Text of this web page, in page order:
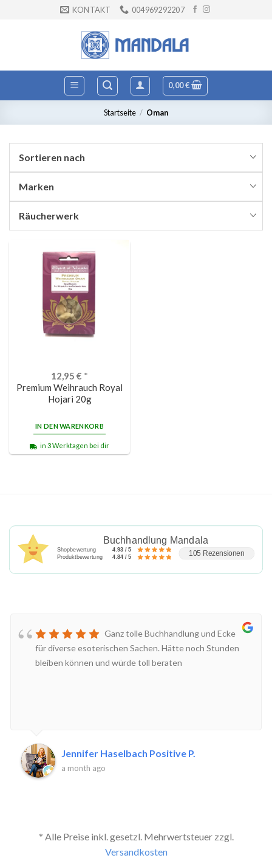
KONTAKT 004969292207
0,00€
Startseite / Oman
Sortieren nach
Marken
Räucherwerk
12,95 € *
Premium Weihrauch Royal
Hojari 20g
IN DEN WARENKORB
in 3 Werktagen bei dir
Buchhandlung Mandala
Shopbewertung
4.93 / 5
Produktbewertung
4.84 / 5 105 Rezensionen
Ganz tolle Buchhandlung und Ecke
für diverse esoterischen Sachen. Hätte noch Stunden
bleiben können und würde toll beraten
Jennifer Haselbach Positive P.
a month ago
* Alle Preise inkl. gesetzl. Mehrwertsteuer zzgl.
Versandkosten